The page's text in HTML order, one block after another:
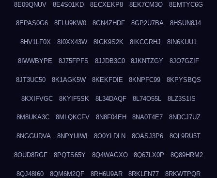
8E09QNUV 8E4S01KD 8ECXEKP8 8EK7CM3O 8EMTYC6G
8EPAS0G6 8FLU9KW0 8GN4ZHDF 8GP2U7BA 8HSUN8J4
8HV1LF0X 8I0XX43W 8IGK9S2K 8IKCGRHJ 8IN6KUU1
8IWWBYPE 8J75FPFS 8JJDB3C0 8JKNTZGY 8JO7GZIF
8JT3UC50 8K1AGK5W 8KEKFDIE 8KNPFC99 8KPYSBQS
8KXIFVGC 8KYIF5SK 8L34DAQF 8L74O55L 8LZ3S1IS
8M8UKA3C 8MLQKCFV 8N8F04EH 8NA0T4E7 8NDCJ7UZ
8NGGUDVA 8NPYUIWI 8O0YLDLN 8OASJ3P6 8OL9RU5T
8OUD8RGF 8PQTS65Y 8Q4WAGXO 8Q67LX0P 8Q89HRM2
8QJ48I60 8QM6M2QF 8RH6U9AR 8RKLFN77 8RKWTPQR